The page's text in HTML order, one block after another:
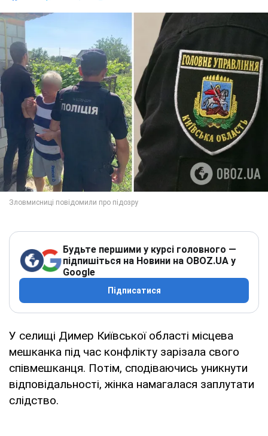
Будьте першими у курсі головного —
підпишіться на Новини на OBOZ.UA у
Google
Підписатися
У селищі Димер Київської області місцева
мешканка під час конфлікту зарізала свого
співмешканця. Потім, сподіваючись уникнути
відповідальності, жінка намагалася заплутати
слідство.